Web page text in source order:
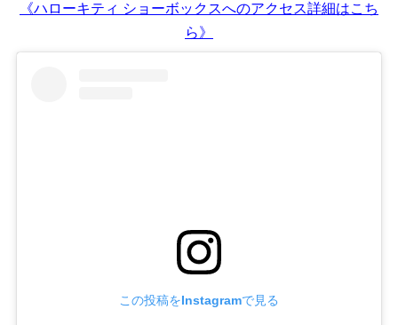
《ハローキティ ショーボックスへのアクセス詳細はこち
ら》
この投稿をInstagramで見る